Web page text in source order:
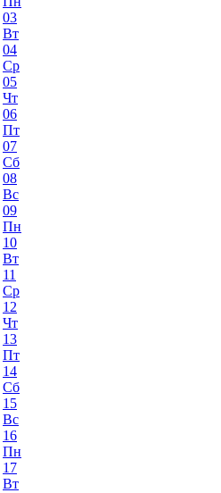
03
Вт
04
Ср
05
Чт
06
Пт
07
Сб
08
Вс
09
Пн
10
Вт
11
Ср
12
Чт
13
Пт
14
Сб
15
Вс
16
Пн
17
Вт